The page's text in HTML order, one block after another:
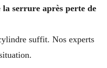
serrure après perte de
suffit. Nos experts